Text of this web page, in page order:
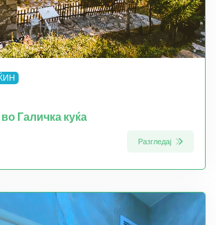
Галичка куќа
Разгледај